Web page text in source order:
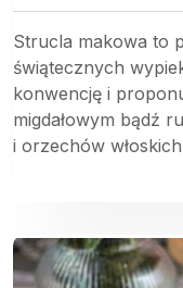
Strucla makowa to
świątecznych
konwencję i
migdałowym bądź
i orzechów